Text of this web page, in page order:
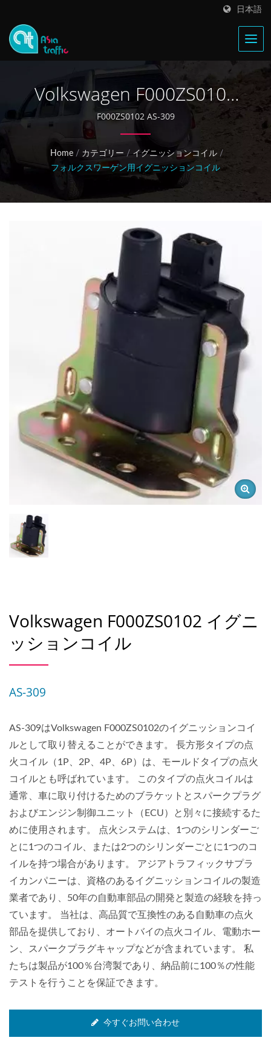
日本語
Volkswagen F000ZS0102
イグニッションコイル
F000ZS0102 AS-309
Home / カテゴリー / イグニッションコイル /
フォルクスワーゲン用イグニッションコイル
Volkswagen F000ZS0102 イグニ
ッションコイル
AS-309
AS-309はVolkswagen F000ZS0102のイグニッションコイ
ルとして取り替えることができます。 長方形タイプの点
火コイル（1P、2P、4P、6P）は、モールドタイプの点火
コイルとも呼ばれています。 このタイプの点火コイルは
通常、車に取り付けるためのブラケットとスパークプラグ
およびエンジン制御ユニット（ECU）と別々に接続するた
めに使用されます。 点火システムは、1つのシリンダーご
とに1つのコイル、または2つのシリンダーごとに1つのコ
イルを持つ場合があります。 アジアトラフィックサプラ
イカンパニーは、資格のあるイグニッションコイルの製造
業者であり、50年の自動車部品の開発と製造の経験を持っ
ています。 当社は、高品質で互換性のある自動車の点火
部品を提供しており、オートバイの点火コイル、電動ホー
ン、スパークプラグキャップなどが含まれています。 私
たちは製品が100％台湾製であり、納品前に100％の性能
テストを行うことを保証できます。
今すぐお問い合わせ